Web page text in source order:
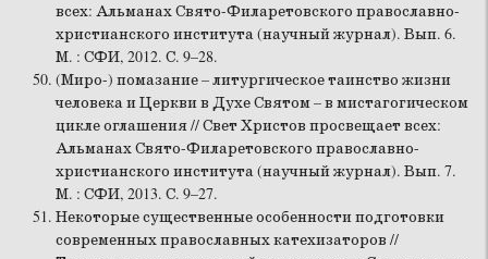
всех: Альманах Свято-Филаретовского православно-
христианского института (научный журнал). Вып. 6.
М. : СФИ, 2012. С. 9–28.
(Миро-) помазание – литургическое таинство жизни
человека и Церкви в Духе Святом – в мистагогическом
цикле оглашения // Свет Христов просвещает всех:
Альманах Свято-Филаретовского православно-
христианского института (научный журнал). Вып. 7.
М. : СФИ, 2013. С. 9–27.
Некоторые существенные особенности подготовки
современных православных катехизаторов //